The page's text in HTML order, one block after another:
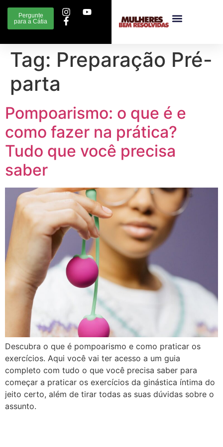
Pergunte
para a Cátia
Tag: Preparação Pré-
parta
Pompoarismo: o que é e
como fazer na prática?
Tudo que você precisa
saber
Descubra o que é pompoarismo e como praticar os
exercícios. Aqui você vai ter acesso a um guia
completo com tudo o que você precisa saber para
começar a praticar os exercícios da ginástica íntima do
jeito certo, além de tirar todas as suas dúvidas sobre o
assunto.